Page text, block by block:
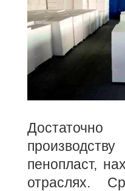
пенопласт,
отраслях.